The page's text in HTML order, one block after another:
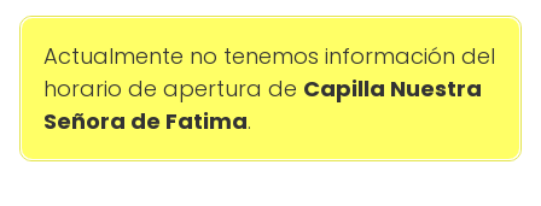
Actualmente no tenemos información del
horario de apertura de Capilla Nuestra
Señora de Fatima.